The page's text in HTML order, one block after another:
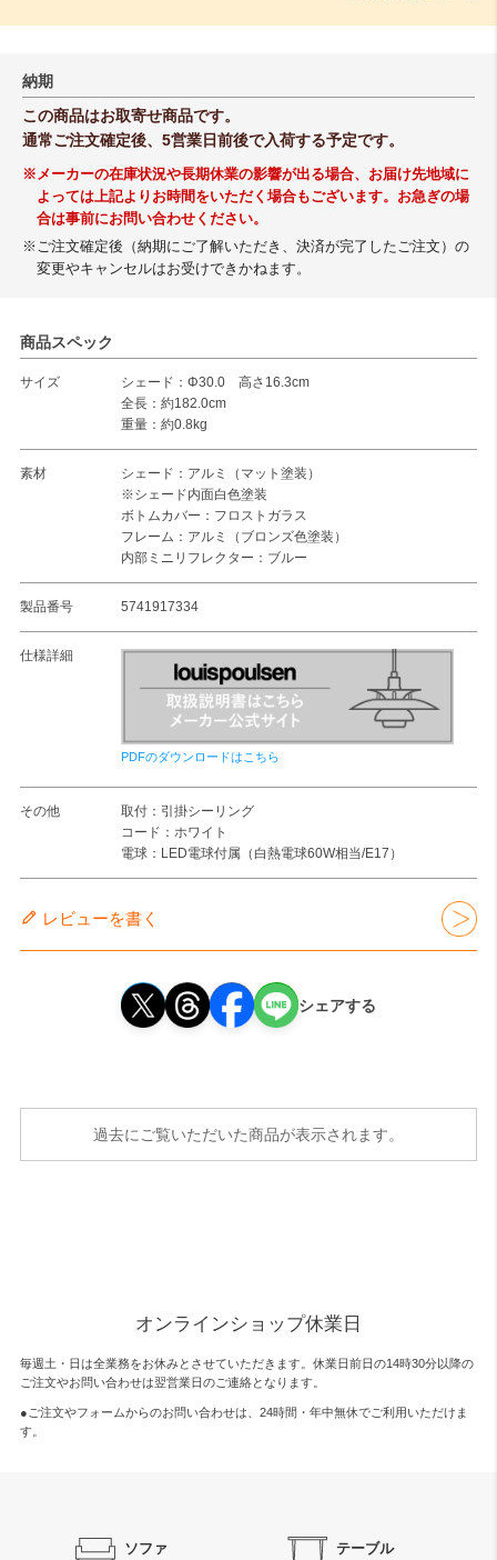
納期
この商品はお取寄せ商品です。
通常ご注文確定後、5営業日前後で入荷する予定です。
※メーカーの在庫状況や長期休業の影響が出る場合、お届け先地域に
よっては上記よりお時間をいただく場合もございます。お急ぎの場
合は事前にお問い合わせください。
※ご注文確定後（納期にご了解いただき、決済が完了したご注文）の
変更やキャンセルはお受けできかねます。
商品スペック
サイズ
シェード：Φ30.0 高さ16.3cm
全長：約182.0cm
重量：約0.8kg
素材
シェード：アルミ（マット塗装）
※シェード内面白色塗装
ボトムカバー：フロストガラス
フレーム：アルミ（ブロンズ色塗装）
内部ミニリフレクター：ブルー
製品番号 5741917334
仕様詳細
PDFのダウンロードはこちら
その他
取付：引掛シーリング
コード：ホワイト
電球：LED電球付属（白熱電球60W相当/E17）
レビューを書く
シェアする
過去にご覧いただいた商品が表示されます。
オンラインショップ休業日
毎週土・日は全業務をお休みとさせていただきます。休業日前日の14時30分以降の
ご注文やお問い合わせは翌営業日のご連絡となります。
●ご注文やフォームからのお問い合わせは、 24時間・年中無休でご利用いただけま
す。
ソファ テーブル